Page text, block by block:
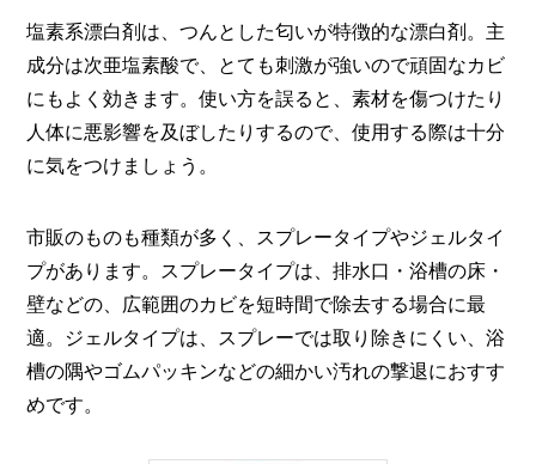
塩素系漂白剤は、つんとした匂いが特徴的な漂白剤。主
成分は次亜塩素酸で、とても刺激が強いので頑固なカビ
にもよく効きます。使い方を誤ると、素材を傷つけたり
人体に悪影響を及ぼしたりするので、使用する際は十分
に気をつけましょう。
市販のものも種類が多く、スプレータイプやジェルタイ
プがあります。スプレータイプは、排水口・浴槽の床・
壁などの、広範囲のカビを短時間で除去する場合に最
適。ジェルタイプは、スプレーでは取り除きにくい、浴
槽の隅やゴムパッキンなどの細かい汚れの撃退におすす
めです。